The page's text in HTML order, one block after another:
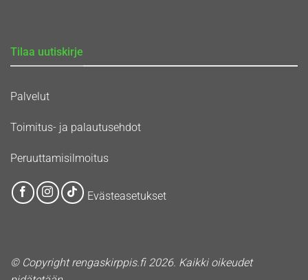
Tilaa uutiskirje
Palvelut
Toimitus- ja palautusehdot
Peruuttamisilmoitus
Evästeasetukset
© Copyright rengaskirppis.fi 2026. Kaikki oikeudet